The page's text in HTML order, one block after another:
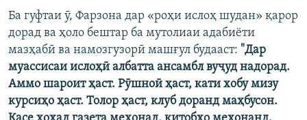
Ба гуфтаи ӯ, Фарзона дар «роҳи ислоҳ шудан» қарор
дорад ва ҳоло бештар ба мутолиаи адабиёти
мазҳабӣ ва намозгузорӣ машғул будааст: "Дар
муассисаи ислоҳӣ албатта ансамбл вуҷуд надорад.
Аммо шароит ҳаст. Рӯшноӣ ҳаст, кати хобу мизу
курсиҳо ҳаст. Толор ҳаст, клуб доранд маҳбусон.